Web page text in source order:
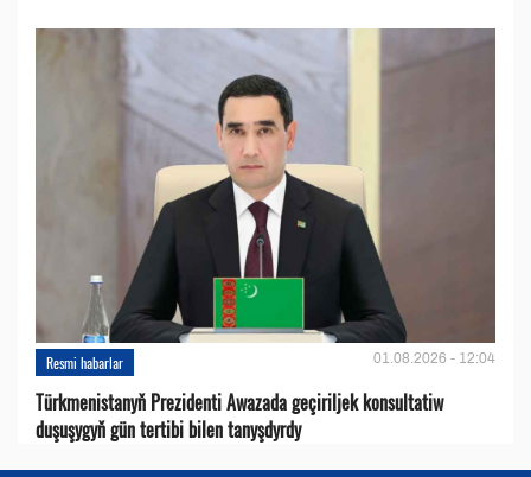
Resmi habarlar 01.08.2026 - 12:04
Türkmenistanyň Prezidenti Awazada geçiriljek konsultatiw
duşuşygyň gün tertibi bilen tanyşdyrdy